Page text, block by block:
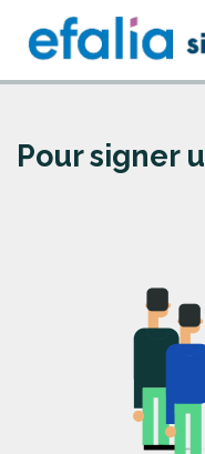
Pour signer